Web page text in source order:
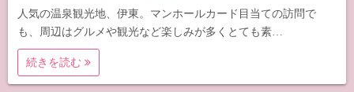
人気の温泉観光地、伊東。マンホールカード目当ての訪問で
も、周辺はグルメや観光など楽しみが多くとても素…
続きを読む